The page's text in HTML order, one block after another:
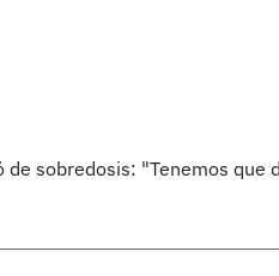
sobredosis: "Tenemos que